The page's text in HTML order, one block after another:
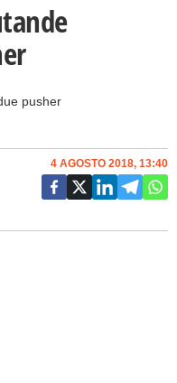
4 AGOSTO 2018, 13:40